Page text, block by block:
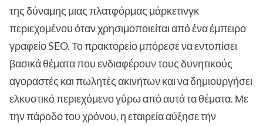
της δύναμης μιας πλατφόρμας μάρκετινγκ
περιεχομένου όταν χρησιμοποιείται από ένα έμπειρο
γραφείο SEO. Το πρακτορείο μπόρεσε να εντοπίσει
βασικά θέματα που ενδιαφέρουν τους δυνητικούς
αγοραστές και πωλητές ακινήτων και να δημιουργήσει
ελκυστικό περιεχόμενο γύρω από αυτά τα θέματα. Με
την πάροδο του χρόνου, η εταιρεία αύξησε την